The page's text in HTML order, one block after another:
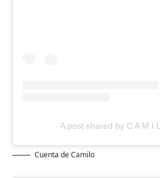
A post shared by C A M I
Cuenta de Camilo